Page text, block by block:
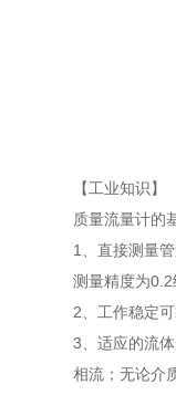
【工业知识】
质量流量计的
1、直接测量
测量精度为0.2
2、工作稳定
3、适应的流
相流；无论介